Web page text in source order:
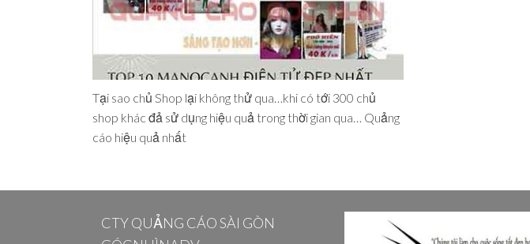
Tại sao chủ Shop lại không thử qua…khi có tới 300 chủ
shop khác đả sử dụng hiệu quả trong thời gian qua… Quảng
cáo hiệu quả nhất
CTY QUẢNG CÁO SÀI GÒN